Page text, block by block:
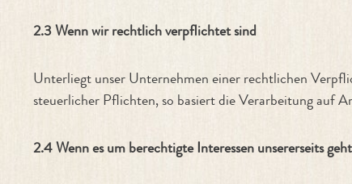
2.3 Wenn wir rechtlich verpflichtet sind
Unterliegt unser Unternehmen einer rechtlichen
steuerlicher Pflichten, so basiert die Verarbeitung auf
2.4 Wenn es um berechtigte Interessen unsererseits geht